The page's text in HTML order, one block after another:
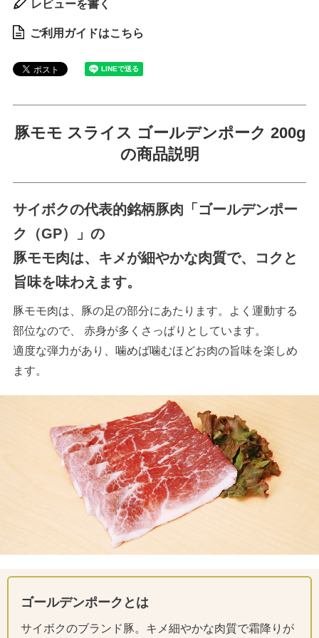
レビューを書く
ご利用ガイドはこちら
豚モモ スライス ゴールデンポーク 200g
の商品説明
サイボクの代表的銘柄豚肉「ゴールデンポー
ク（GP）」の
豚モモ肉は、キメが細やかな肉質で、コクと
旨味を味わえます。
豚モモ肉は、豚の足の部分にあたります。よく運動する
部位なので、 赤身が多くさっぱりとしています。
適度な弾力があり、噛めば噛むほどお肉の旨味を楽しめ
ます。
ゴールデンポークとは
サイボクのブランド豚。キメ細やかな肉質で霜降りが